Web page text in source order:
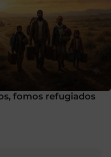
fomos refugiados